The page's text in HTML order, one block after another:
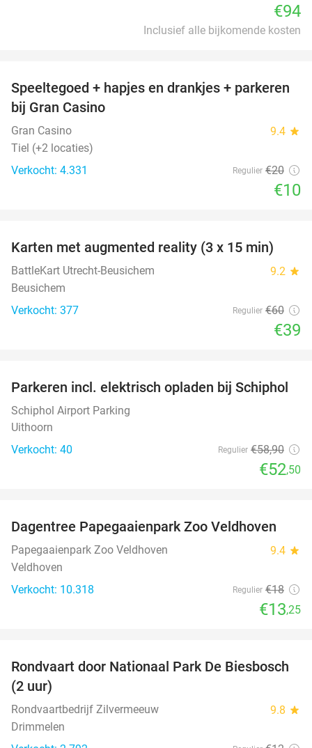
€94
Inclusief alle bijkomende kosten
50%
Speeltegoed + hapjes en drankjes + parkeren
bij Gran Casino
Gran Casino 9.4 star
Tiel (+2 locaties)
Verkocht: 4.331
Regulier €20
€10
35%
Karten met augmented reality (3 x 15 min)
BattleKart Utrecht-Beusichem 9.2 star
Beusichem
Verkocht: 377
Regulier €60
€39
11%
Parkeren incl. elektrisch opladen bij Schiphol
Schiphol Airport Parking
Uithoorn
Verkocht: 40
Regulier €58,90
€52,50
26%
Dagentree Papegaaienpark Zoo Veldhoven
Papegaaienpark Zoo Veldhoven 9.4 star
Veldhoven
Verkocht: 10.318
Regulier €18
€13,25
21%
Rondvaart door Nationaal Park De Biesbosch
(2 uur)
Rondvaartbedrijf Zilvermeeuw 9.8 star
Drimmelen